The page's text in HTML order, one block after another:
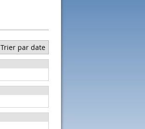
Trier par date